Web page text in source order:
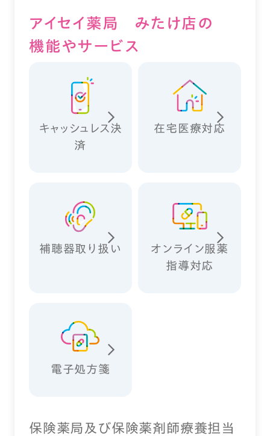
アイセイ薬局 みたけ店の
機能やサービス
キャッシュレス決
済
在宅医療対応
補聴器取り扱い
オンライン服薬
指導対応
電子処方箋
保険薬局及び保険薬剤師療養担当